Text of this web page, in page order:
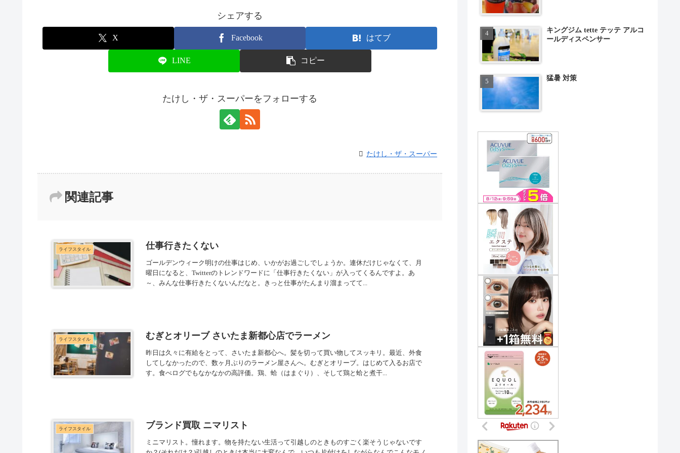
シェアする
X Facebook はてブ
LINE コピー
たけし・ザ・スーパーをフォローする
たけし・ザ・スーパー
関連記事
ライフスタイル 仕事行きたくない
ゴールデンウィーク明けの仕事はじめ、いかがお過ごしでしょうか。連休だけじゃなくて、月
曜日になると、Twitterのトレンドワードに「仕事行きたくない」が入ってくるんですよ。あ
～、みんな仕事行きたくないんだなと。きっと仕事がたんまり溜まってて...
ライフスタイル むぎとオリーブ さいたま新都心店でラーメン
昨日は久々に有給をとって、さいたま新都心へ。髪を切って買い物してスッキリ。最近、外食
してしなかったので、数ヶ月ぶりのラーメン屋さんへ。むぎとオリーブ。はじめて入るお店で
す。食べログでもなかなかの高評価。鶏、蛤（はまぐり）、そして鶏と蛤と煮干...
ライフスタイル ブランド買取 ニマリスト
ミニマリスト。憧れます。物を持たない生活って引越しのときものすごく楽そうじゃないです
キングジム tette テッテ アルコ
ールディスペンサー
猛暑 対策